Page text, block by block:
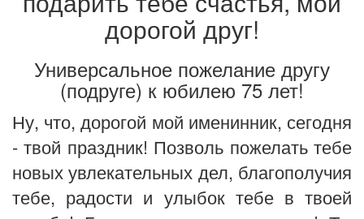
дорогой друг!
Универсальное пожелание другу
(подруге) к юбилею 75 лет!
Ну, что, дорогой мой именинник, сегодня
- твой праздник! Позволь пожелать тебе
новых увлекательных дел, благополучия
тебе, радости и улыбок тебе в твоей